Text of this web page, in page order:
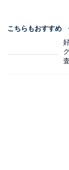
こちらもおすすめ